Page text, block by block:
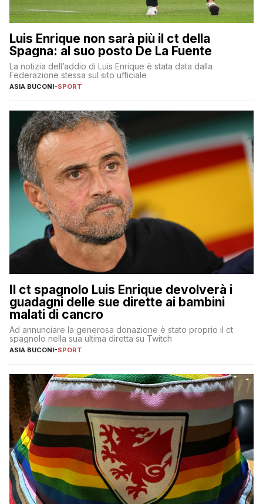
Luis Enrique non sarà più il ct della
Spagna: al suo posto De La Fuente
La notizia dell’addio di Luis Enrique è stata data dalla
Federazione stessa sul sito ufficiale
ASIA BUCONI-SPORT
Il ct spagnolo Luis Enrique devolverà i
guadagni delle sue dirette ai bambini
malati di cancro
Ad annunciare la generosa donazione è stato proprio il ct
spagnolo nella sua ultima diretta su Twitch
ASIA BUCONI-SPORT